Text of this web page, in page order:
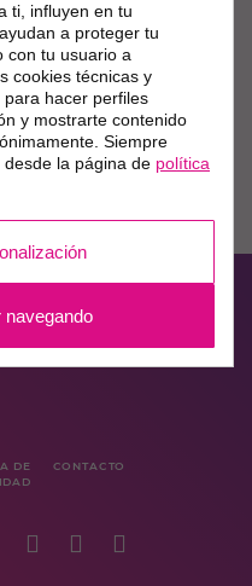
DE
CONTACTO
ti, influyen en tu
a proteger tu
con tu usuario a
cookies técnicas y
hacer perfiles
y mostrarte contenido
Siempre
la página de política